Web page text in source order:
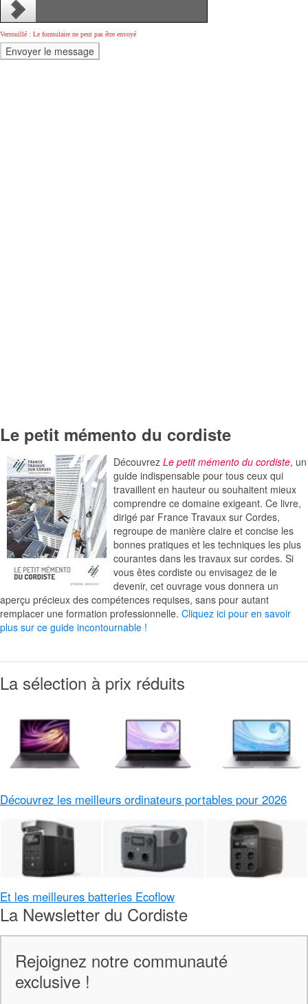
Verrouillé : Le formulaire ne peut pas être envoyé
Comment
*
Le petit mémento du cordiste
Découvrez Le petit mémento du cordiste, un
guide indispensable pour tous ceux qui
travaillent en hauteur ou souhaitent mieux
comprendre ce domaine exigeant. Ce livre,
dirigé par France Travaux sur Cordes,
regroupe de manière claire et concise les
bonnes pratiques et les techniques les plus
courantes dans les travaux sur cordes. Si
vous êtes cordiste ou envisagez de le
devenir, cet ouvrage vous donnera un
aperçu précieux des compétences requises, sans pour autant
remplacer une formation professionnelle. Cliquez ici pour en savoir
plus sur ce guide incontournable !
La sélection à prix réduits
Découvrez les meilleurs ordinateurs portables pour 2026
Et les meilleures batteries Ecoflow
La Newsletter du Cordiste
Rejoignez notre communauté
exclusive !